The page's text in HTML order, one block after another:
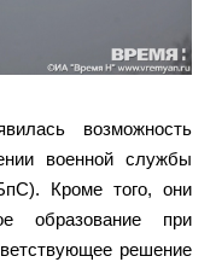
возможность
военной службы
Кроме того, они
образование при
решение